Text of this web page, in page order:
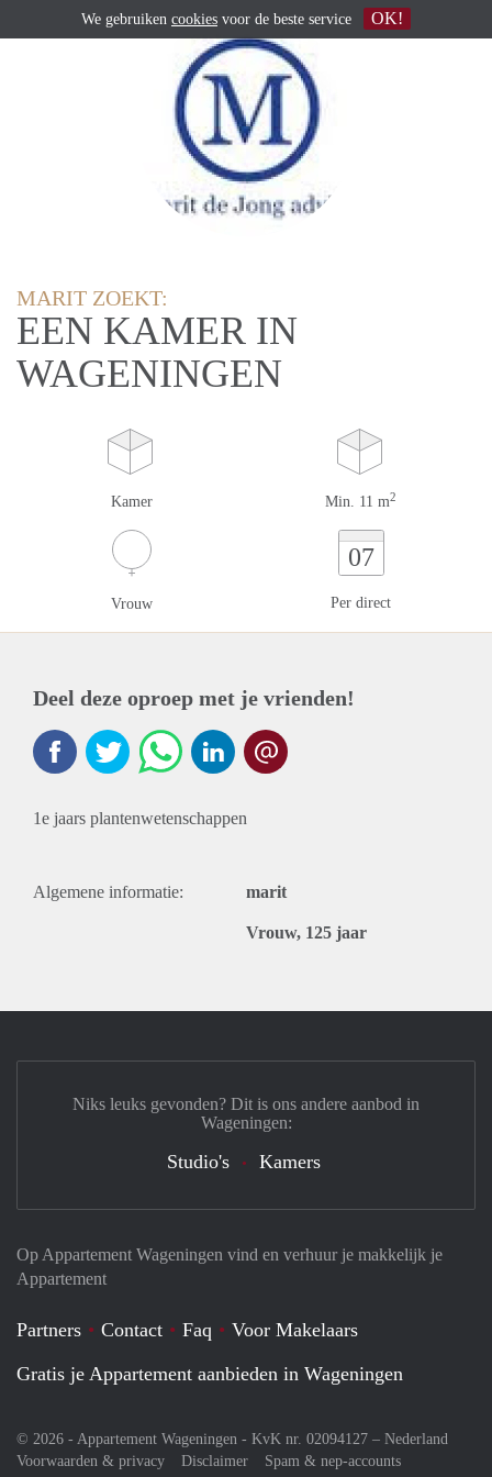
MARIT ZOEKT:
EEN KAMER IN
WAGENINGEN
Kamer Min. 11 m2
Vrouw
07
Per direct
Deel deze oproep met je vrienden!
1e jaars plantenwetenschappen
Algemene informatie: marit
Vrouw, 125 jaar
Op Appartement Wageningen vind en verhuur je makkelijk je
Appartement
Partners Contact Faq
Voor Makelaars
Gratis je Appartement aanbieden in Wageningen
© 2026 - Appartement Wageningen - KvK nr. 02094127 – Nederland
Voorwaarden & privacy
Disclaimer
Spam & nep-accounts
Niks leuks gevonden? Dit is ons andere aanbod in
Wageningen:
Studio's Kamers
We gebruiken cookies voor de beste service OK!